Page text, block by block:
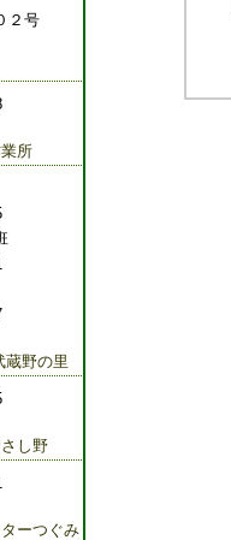
２号
所
蔵野の里
し野
ーつぐみ